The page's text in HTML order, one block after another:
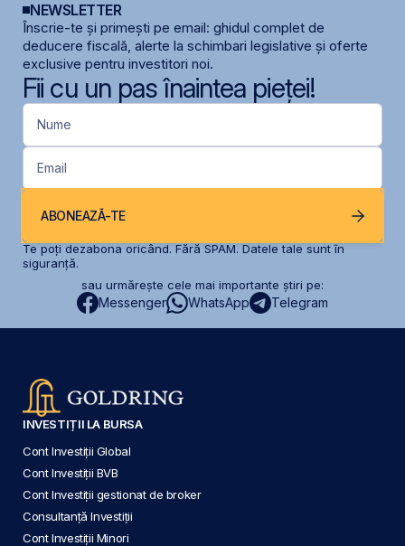
NEWSLETTER
Înscrie-te și primești pe email: ghidul complet de
deducere fiscală, alerte la schimbari legislative și oferte
exclusive pentru investitori noi.
Fii cu un pas înaintea pieței!
Nume
Email
ABONEAZĂ-TE
Te poți dezabona oricând. Fără SPAM. Datele tale sunt în
siguranță.
sau urmărește cele mai importante știri pe:
Messenger WhatsApp Telegram
INVESTIȚII LA BURSA
Cont Investiții Global
Cont Investiții BVB
Cont Investiții gestionat de broker
Consultanță Investiții
Cont Investiții Minori